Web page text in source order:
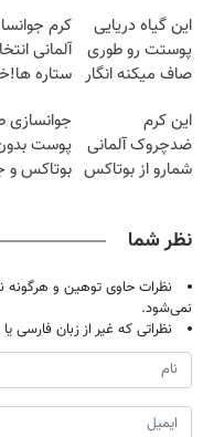
این گیاه دریایی
پوستت رو طوری
صاف میکنه انگار
شدی🔥
کرم
آلمانی
ستاره
این کرم
ضدچروک آلمانی
شمارو از بوتاکس
امشب)
جوانسازی
پوست
بوتاکس و
نظر شما
نظرات حاوی توهین و
نمی‌شود.
نظراتی که غیر از زبان فارسی